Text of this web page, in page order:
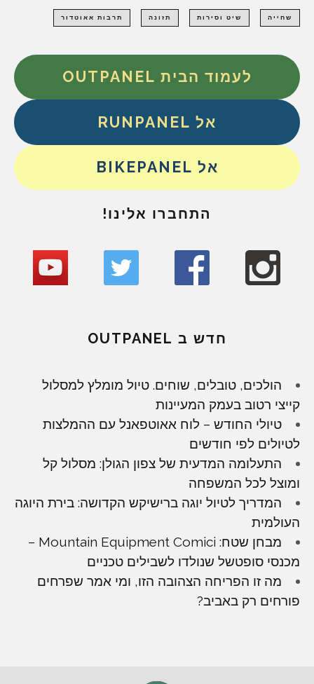
שחייה שיט וסירות תזונה תרבות אאוטדור
לעמוד הבית OUTPANEL
אל RUNPANEL
אל BIKEPANEL
התחברו אלינו!
חדש ב OUTPANEL
הולכים, טובלים, שוחים. טיול מומלץ למסלול
קייצי רטוב בעמק המעיינות
טיולי החודש – לוח אאוטפאנל עם ההמלצות
לטיולים לפי חודשים
התעלומה המדעית של צפון הגולן: מסלול קל
ומוצל לכל המשפחה
המדריך לטיול יוגה ברישיקש הקדושה: בירת היוגה
העולמית
מבחן שטח: Mountain Equipment Comici –
מכנסי סופטשל שנולדו לשבילים טכניים
מה זו הפריחה הצהובה הזו, ומי אמר שפרחים
פורחים רק באביב?